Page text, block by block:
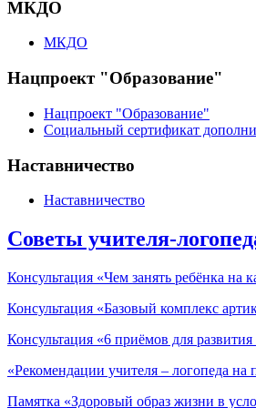
МКДО
МКДО
Нацпроект "Образование"
Нацпроект "Образование"
Социальный сертификат
Наставничество
Наставничество
Советы учителя-
Консультация «Чем занять ребёнка на
Консультация «Базовый комплекс
Консультация «6 приёмов для
«Рекомендации учителя – логопеда
Памятка «Здоровый образ жизни в